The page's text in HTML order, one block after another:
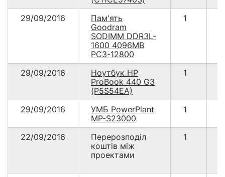
29/09/2016
Пам'ять
Goodram
SODIMM DDR3L-
1600 4096MB
PC3-12800
1
29/09/2016
Ноутбук HP
ProBook 440 G3
(P5S54EA)
1
29/09/2016
УМБ PowerPlant
MP-S23000
1
22/09/2016
Перерозподіл
коштів між
проектами
1